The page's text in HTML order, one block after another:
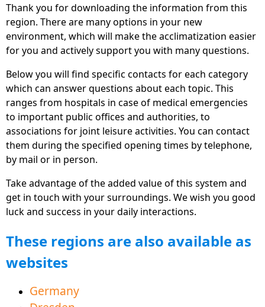
Vítejte App Německo nyní jednoduše a široce
dostupné jako verze webu na
deutschland.welcome-app-germany.de
lepší rovnováhu mezi pracovním a soukromým
životem, která je k dispozici ve formě bezplatných
aplikací, webových stránek a počítačového
softwaru
Nová sekce "Trh práce" poskytuje mnoho tipů a
informací, které vám pomohou začít pracovat ve
Animovaná vysvětlení videa přímo v mnoha
oblastech pomáhá s jednoduchým porozuměním a
Nyní také k dispozici v polštině a češtině pro lepší
sousedství
Oblast vzdělávacích nabídek pomáhá s úspěšným
osvojením jazyka pro lepší pochopení
Thank you for downloading the information from this
region. There are many options in your new
environment, which will make the acclimatization easier
for you and actively support you with many questions.
Below you will find specific contacts for each category
which can answer questions about each topic. This
ranges from hospitals in case of medical emergencies
to important public offices and authorities, to
associations for joint leisure activities. You can contact
them during the specified opening times by telephone,
by mail or in person.
Take advantage of the added value of this system and
get in touch with your surroundings. We wish you good
luck and success in your daily interactions.
These regions are also available as
websites
Germany